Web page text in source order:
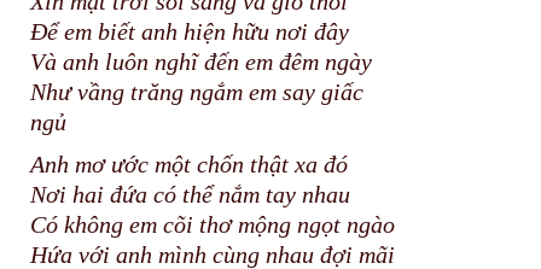
Để em biết anh hiện hữu nơi đây
Và anh luôn nghĩ đến em đêm ngày
Như vầng trăng ngắm em say giấc
ngủ
Anh mơ ước một chốn thật xa đó
Nơi hai đứa có thể nắm tay nhau
Có không em cõi thơ mộng ngọt ngào
Hứa với anh mình cùng nhau đợi mãi